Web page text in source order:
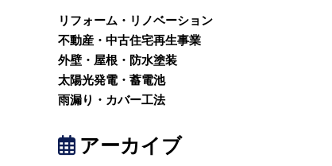
リフォーム・リノベーション
不動産・中古住宅再生事業
外壁・屋根・防水塗装
太陽光発電・蓄電池
雨漏り・カバー工法
アーカイブ